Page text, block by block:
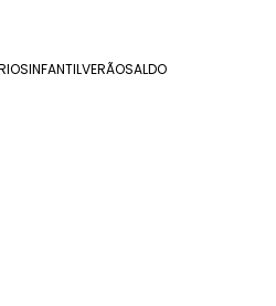
INFANTILVERÃOSALDO